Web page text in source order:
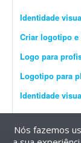
Identidade
Criar logotipo e
Logo para
Logotipo para
Nós fazemos